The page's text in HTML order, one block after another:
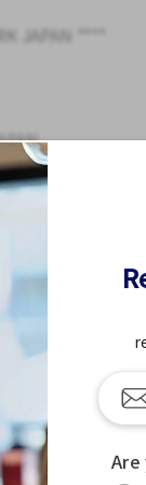
JAPAN ****
Longa Duração
Are